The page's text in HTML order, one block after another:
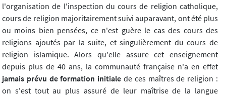
l'organisation de l'inspection du cours de religion catholique,
cours de religion majoritairement suivi auparavant, ont été plus
ou moins bien pensées, ce n'est guère le cas des cours des
religions ajoutés par la suite, et singulièrement du cours de
religion islamique. Alors qu'elle assure cet enseignement
depuis plus de 40 ans, la communauté française n'a en effet
jamais prévu de formation initiale de ces maîtres de religion :
on s'est tout au plus assuré de leur maîtrise de la langue